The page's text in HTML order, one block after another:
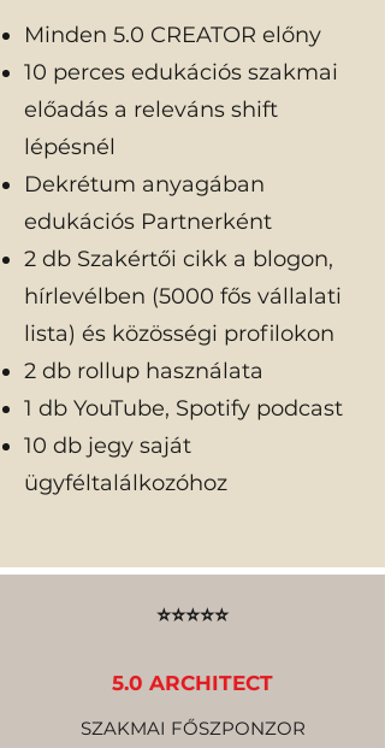
Minden 5.0 CREATOR előny
10 perces edukációs szakmai
előadás a releváns shift
lépésnél
Dekrétum anyagában
edukációs Partnerként
2 db Szakértői cikk a blogon,
hírlevélben (5000 fős vállalati
lista) és közösségi profilokon
2 db rollup használata
1 db YouTube, Spotify podcast
10 db jegy saját
ügyféltalálkozóhoz
​⭐⭐⭐⭐⭐
5.0 ARCHITECT
SZAKMAI FŐSZPONZOR